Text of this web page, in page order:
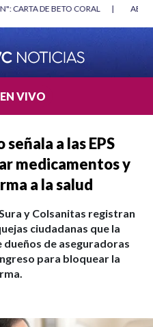
CARTA DE BETO CORAL
VIVO
a las EPS
medicamentos y
a la salud
y Colsanitas registran
ciudadanas que la
dueños de aseguradoras
para bloquear la